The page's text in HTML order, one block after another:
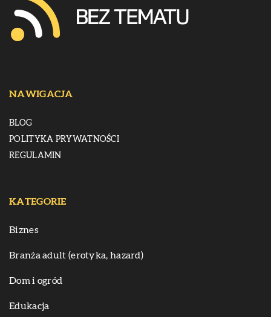
NAWIGACJA
BLOG
POLITYKA PRYWATNOŚCI
REGULAMIN
KATEGORIE
Biznes
Branża adult (erotyka, hazard)
Dom i ogród
Edukacja